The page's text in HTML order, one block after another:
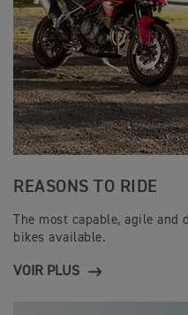
REASONS TO RIDE
The most capable, agile
bikes available.
VOIR PLUS